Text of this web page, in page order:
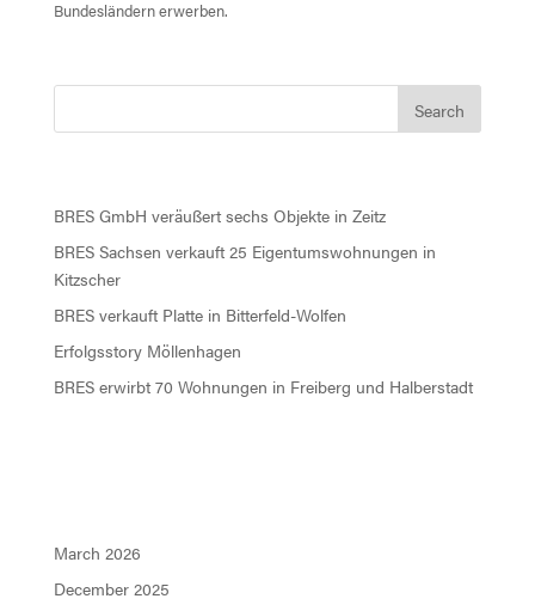
Bundesländern erwerben.
BRES GmbH veräußert sechs Objekte in Zeitz
BRES Sachsen verkauft 25 Eigentumswohnungen in
Kitzscher
BRES verkauft Platte in Bitterfeld-Wolfen
Erfolgsstory Möllenhagen
BRES erwirbt 70 Wohnungen in Freiberg und Halberstadt
March 2026
December 2025